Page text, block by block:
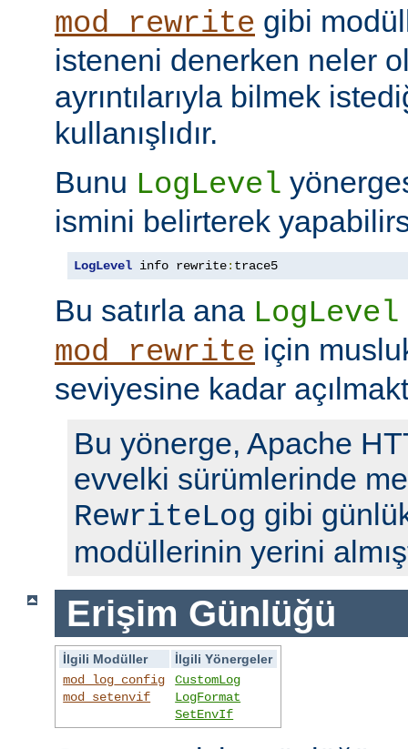
mod_rewrite gibi
isteneni denerken neler
ayrıntılarıyla bilmek
kullanışlıdır.
Bunu LogLevel
ismini belirterek
LogLevel info rewrite: trace5
Bu satırla ana LogLevel
mod_rewrite için
seviyesine kadar
Bu yönerge, Apache
evvelki sürümlerinde
RewriteLog gibi
modüllerinin yerini
Erişim Günlüğü
İlgili Modüller
İlgili Yönergeler
mod_log_config
mod_setenvif
CustomLog
LogFormat
SetEnvIf